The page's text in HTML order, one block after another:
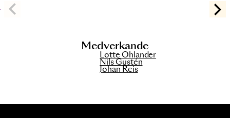
Medverkande
Lotte Ohlander
Nils Gustén
Johan Reis